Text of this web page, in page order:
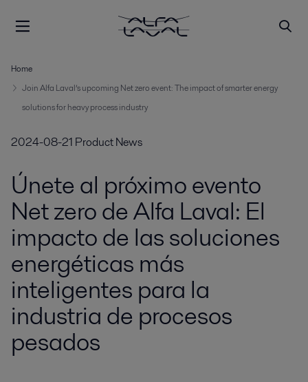
Home
Join Alfa Laval’s upcoming Net zero event: The impact of smarter energy
solutions for heavy process industry
2024-08-21 Product News
Únete al próximo evento
Net zero de Alfa Laval: El
impacto de las soluciones
energéticas más
inteligentes para la
industria de procesos
pesados